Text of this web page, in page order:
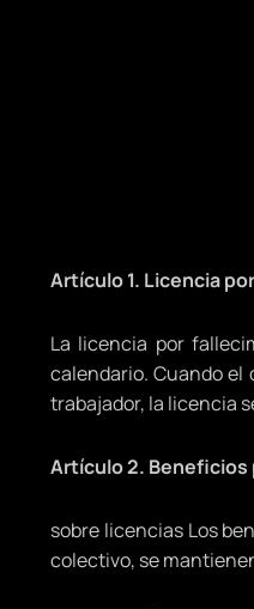
Artículo 1. Licencia
La licencia por
calendario. Cuando el
trabajador, la licencia
Artículo 2.
sobre licencias Los
colectivo, se